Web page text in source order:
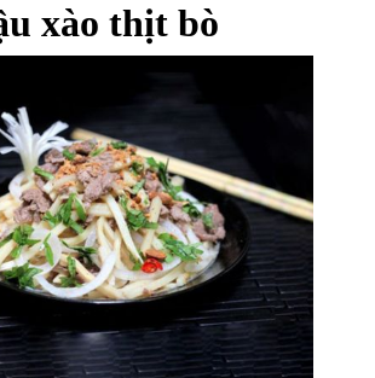
xào thịt bò